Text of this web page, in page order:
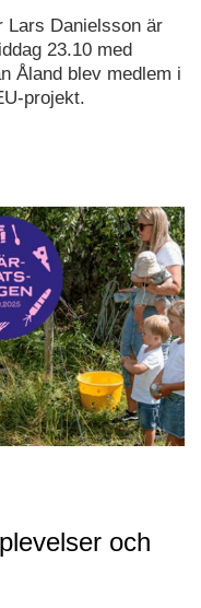
Lars Danielsson är
23.10 med
Åland blev medlem i
projekt.
och